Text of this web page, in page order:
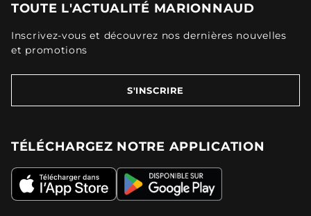
TOUTE L'ACTUALITÉ MARIONNAUD
Inscrivez-vous et découvrez nos dernières nouvelles
et promotions
S'INSCRIRE
TÉLÉCHARGEZ NOTRE APPLICATION